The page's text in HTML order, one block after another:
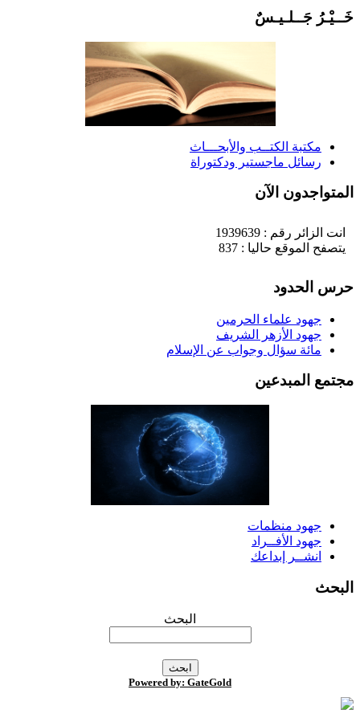
جَــلـيـسٌ
مكتبة الكتــب والأبحـــاث
رسائل ماجستير ودكتوراة
الآن
انت الزائر رقم : 1939639
يتصفح الموقع حاليا : 837
الحدود
جهود علماء الحرمين
جهود الأزهر الشريف
مائة سؤال وجواب عن الإسلام
المبدعين
جهود منظمات
جهود الأفــراد
انشــر إبداعك
البحث
Powered by: GateGold